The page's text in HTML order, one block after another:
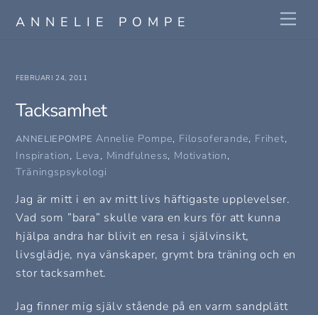
ANNELIE POMPE
FEBRUARI 24, 2011
Tacksamhet
ANNELIEPOMPE Annelie Pompe, Filosoferande, Frihet,
Inspiration, Leva, Mindfulness, Motivation,
Träningspsykologi
Jag är mitt i en av mitt livs häftigaste upplevelser.
Vad som ”bara” skulle vara en kurs för att kunna
hjälpa andra har blivit en resa i självinsikt,
livsglädje, nya vänskaper, grymt bra träning och en
stor tacksamhet.
Jag finner mig själv stående på en varm sandplätt